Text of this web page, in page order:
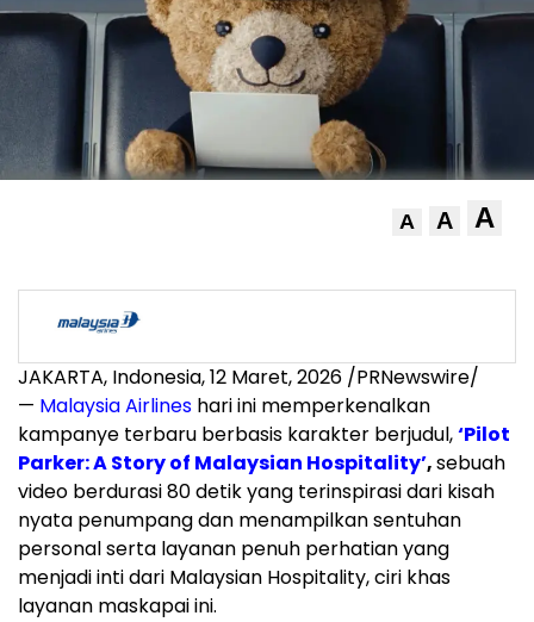
A A A
JAKARTA, Indonesia,12 Maret, 2026 /PRNewswire/
— Malaysia Airlines hari ini memperkenalkan
kampanye terbaru berbasis karakter berjudul,‘Pilot
Parker: A Story of Malaysian Hospitality’,sebuah
video berdurasi 80 detik yang terinspirasi dari kisah
nyata penumpang dan menampilkan sentuhan
personal serta layanan penuh perhatian yang
menjadi inti dari Malaysian Hospitality, ciri khas
layanan maskapai ini.